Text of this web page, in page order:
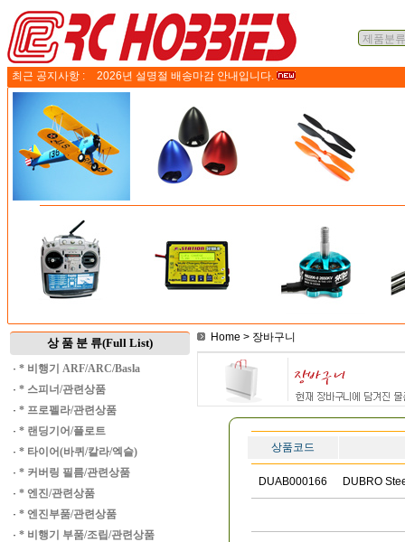
최근 공지사항 : 2026년 설명절 배송마감 안내입니다.
상 품 분 류(Full List)
· * 비행기 ARF/ARC/Basla
· * 스피너/관련상품
· * 프로펠라/관련상품
· * 랜딩기어/플로트
· * 타이어(바퀴/칼라/엑슬)
· * 커버링 필름/관련상품
· * 엔진/관련상품
· * 엔진부품/관련상품
· * 비행기 부품/조립/관련상품
Home > 장바구니
상품코드
DUAB000166 DUBRO